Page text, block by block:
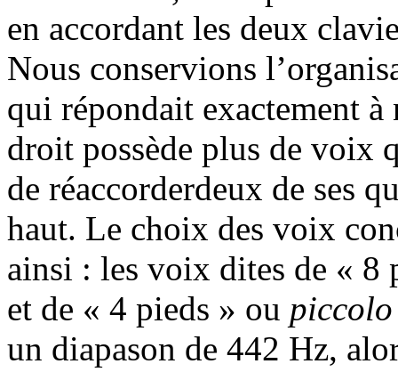
en accordant les deux
Nous conservions
qui répondait exactement
droit possède plus de voix
de réaccorderdeux de ses
haut. Le choix des voix
ainsi : les voix dites de « 8
et de « 4 pieds » ou
un diapason de 442 Hz,